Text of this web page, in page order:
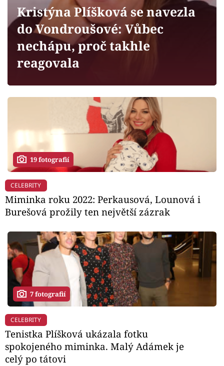
Sledujte prima+
Filmový festival Karlovy Vary
Mámy sobě
Přihlášení
Sledujte nás
Kristýna Plíšková se navezla
do Vondroušové: Vůbec
nechápu, proč takhle
reagovala
19 fotografií
CELEBRITY
Miminka roku 2022: Perkausová, Lounová i
Burešová prožily ten největší zázrak
7 fotografií
CELEBRITY
Tenistka Plíšková ukázala fotku
spokojeného miminka. Malý Adámek je
celý po tátovi